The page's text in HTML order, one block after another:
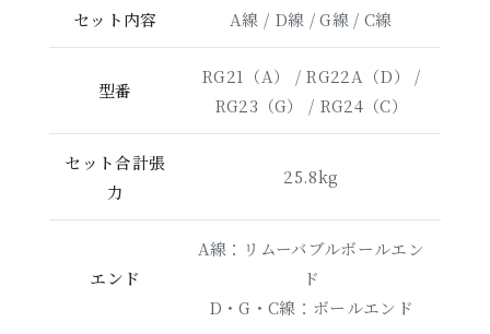
セット内容 A線 / D線 / G線 / C線
型番
RG21（A） / RG22A（D） /
RG23（G） / RG24（C）
セット合計張
力
25.8kg
エンド
A線：リムーバブルボールエン
ド
D・G・C線：ボールエンド